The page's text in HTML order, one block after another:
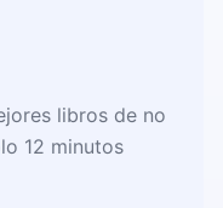
libros de no
12 minutos